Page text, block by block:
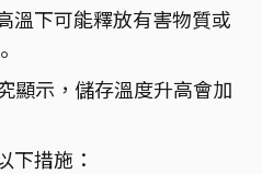
溫下可能釋放有害物質或
顯示，儲存溫度升高會加
下措施：